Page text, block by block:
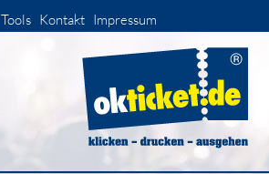
Tools Kontakt Impressum